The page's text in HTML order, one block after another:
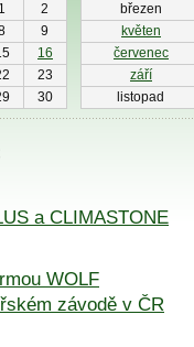
1
2
9
16
23
30
březen
květen
červenec
září
listopad
a CLIMASTONE
WOLF
závodě v ČR